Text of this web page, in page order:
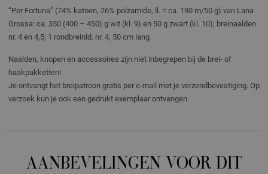
“Per Fortuna” (74% katoen, 26% polzamide, ll. = ca. 190 m/50 g) van Lana
Grossa: ca. 350 (400 – 450) g wit (kl. 9) en 50 g zwart (kl. 10); breinaalden
nr. 4 en 4,5; 1 rondbreinld. nr. 4, 50 cm lang
Naalden, knopen en accessoires zijn niet inbegrepen bij de brei- of
haakpakketten!
Je ontvangt het breipatroon gratis per e-mail met je verzendbevestiging. Op
verzoek kun je ook een gedrukt exemplaar ontvangen.
AANBEVELINGEN VOOR DIT